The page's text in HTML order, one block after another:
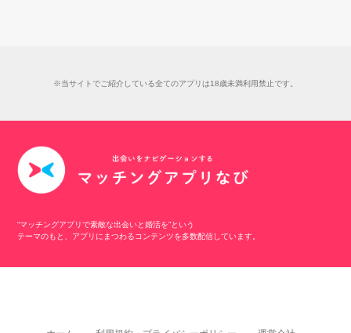
※当サイトでご紹介している全てのアプリは18歳未満利用禁止です。
“マッチングアプリで素敵な出会いと婚活を”という
テーマのもと、アプリにまつわるコンテンツを多数配信しています。